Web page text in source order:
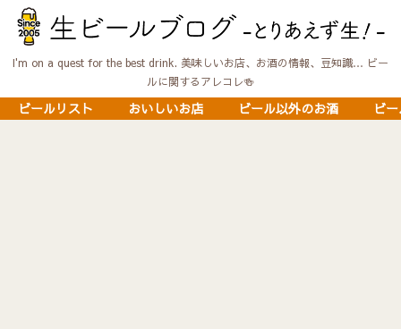
I'm on a quest for the best drink. 美味しいお店、お酒の情報、豆知識… ビー
ルに関するアレコレ🍻
ビールリスト おいしいお店 ビール以外のお酒 ビ